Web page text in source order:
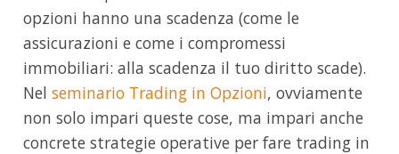
opzioni hanno una scadenza (come le
assicurazioni e come i compromessi
immobiliari: alla scadenza il tuo diritto scade).
Nel seminario Trading in Opzioni, ovviamente
non solo impari queste cose, ma impari anche
concrete strategie operative per fare trading in